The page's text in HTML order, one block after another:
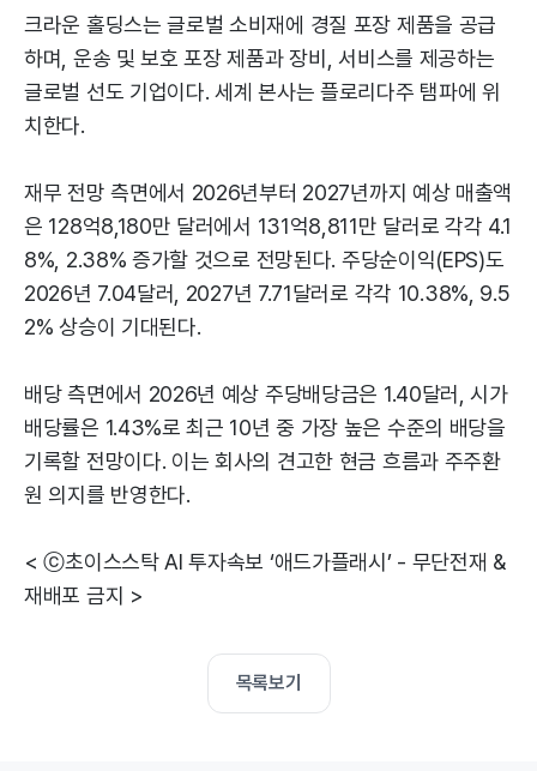
크라운 홀딩스는 글로벌 소비재에 경질 포장 제품을 공급
하며, 운송 및 보호 포장 제품과 장비, 서비스를 제공하는
글로벌 선도 기업이다. 세계 본사는 플로리다주 탬파에 위
치한다.
재무 전망 측면에서 2026년부터 2027년까지 예상 매출액
은 128억8,180만 달러에서 131억8,811만 달러로 각각 4.1
8%, 2.38% 증가할 것으로 전망된다. 주당순이익(EPS)도
2026년 7.04달러, 2027년 7.71달러로 각각 10.38%, 9.5
2% 상승이 기대된다.
배당 측면에서 2026년 예상 주당배당금은 1.40달러, 시가
배당률은 1.43%로 최근 10년 중 가장 높은 수준의 배당을
기록할 전망이다. 이는 회사의 견고한 현금 흐름과 주주환
원 의지를 반영한다.
< ⓒ초이스스탁 AI 투자속보 ‘애드가플래시’ - 무단전재 &
재배포 금지 >
목록보기